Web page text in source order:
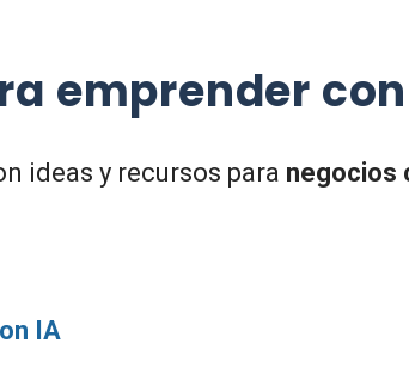
emprender
ideas y recursos para negocios
IA